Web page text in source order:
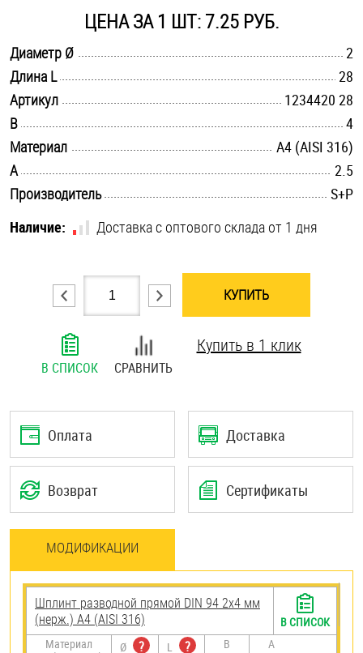
Саморезы и шурупы
Стопорные кольца
Хомуты
Шплинты
Штифты и пальцы
ЦЕНА ЗА 1 ШТ: 7.25 РУБ.
Диаметр Ø
2
Длина L
28
Артикул
1234420 28
B
4
Материал
A4 (AISI 316)
A
2.5
Производитель
S+P
Наличие:
Доставка с оптового склада от 1 дня
КУПИТЬ
В СПИСОК СРАВНИТЬ
Купить в 1 клик
Оплата Доставка
Возврат Сертификаты
МОДИФИКАЦИИ
Шплинт разводной прямой DIN 94 2х4 мм
(нерж.) A4 (AISI 316)
Материал Ø
?
L
?
B A
В СПИСОК